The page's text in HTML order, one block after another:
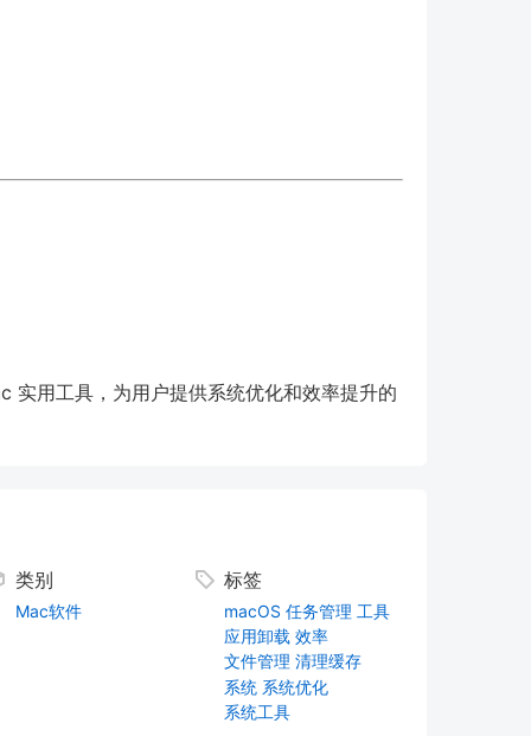
实用工具，为用户提供系统优化和效率提升的
类别
Mac软件
标签
macOS 任务管理 工具
应用卸载 效率
文件管理 清理缓存
系统 系统优化
系统工具